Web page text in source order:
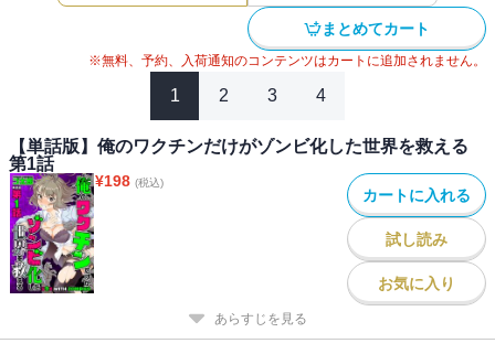
まとめてカート
※無料、予約、入荷通知のコンテンツはカートに追加されません。
1 2 3 4
【単話版】俺のワクチンだけがゾンビ化した世界を救える
第1話
¥198 (税込)
カートに入れる
試し読み
お気に入り
あらすじを見る